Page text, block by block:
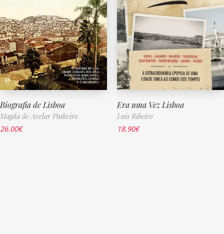
Biografia de Lisboa
Magda de Avelar Pinheiro
26.00€
Era uma Vez Lisboa
Luís Ribeiro
18.90€